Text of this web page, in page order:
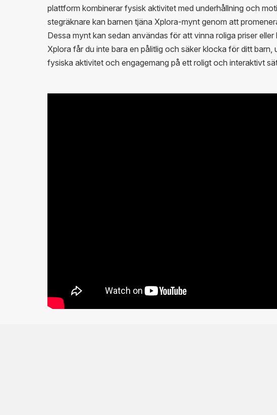
plattform kombinerar fysisk aktivitet med underhållning och
stegräknare kan barnen tjäna Xplora-mynt genom att
Dessa mynt kan sedan användas för att vinna roliga priser
Xplora får du inte bara en pålitlig och säker klocka för ditt
fysiska aktivitet och engagemang på ett roligt och interaktivt